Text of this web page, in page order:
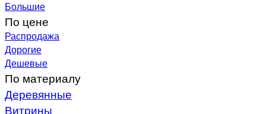
Большие
По цене
Распродажа
Дорогие
Дешевые
По материалу
Деревянные
Витрины